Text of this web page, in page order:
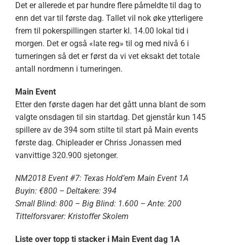
Det er allerede et par hundre flere påmeldte til dag to
enn det var til første dag. Tallet vil nok øke ytterligere
frem til pokerspillingen starter kl. 14.00 lokal tid i
morgen. Det er også «late reg» til og med nivå 6 i
turneringen så det er først da vi vet eksakt det totale
antall nordmenn i turneringen.
Main Event
Etter den første dagen har det gått unna blant de som
valgte onsdagen til sin startdag. Det gjenstår kun 145
spillere av de 394 som stilte til start på Main events
første dag. Chipleader er Chriss Jonassen med
vanvittige 320.900 sjetonger.
NM2018 Event #7: Texas Hold’em Main Event 1A
Buyin: €800 – Deltakere: 394
Small Blind: 800 – Big Blind: 1.600 – Ante: 200
Tittelforsvarer: Kristoffer Skolem
Liste over topp ti stacker i Main Event dag 1A